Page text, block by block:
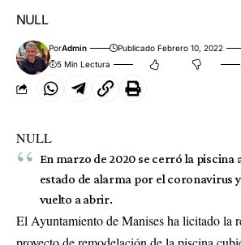
NULL
PorAdmin Publicado Febrero 10, 2022
5 Min Lectura
NULL
En marzo de 2020 se cerró la piscina
estado de alarma por el coronavirus y
vuelto a abrir.
El Ayuntamiento de Manises ha licitado la